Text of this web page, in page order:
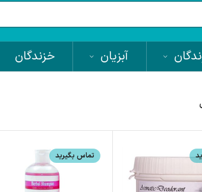
آبزیان خزندگان
تماس بگیرید